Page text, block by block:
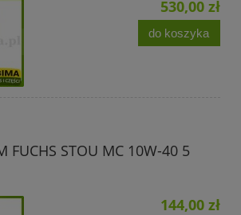
530,00 zł
do koszyka
FUCHS STOU MC 10W-40 5
144,00 zł